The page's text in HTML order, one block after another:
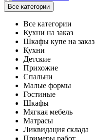
Все категории
Все категории
Кухни на заказ
Шкафы купе на заказ
Кухни
Детские
Прихожие
Спальни
Малые формы
Гостиные
Шкафы
Мягкая мебель
Матрасы
Ликвидация склада
Примеры работ